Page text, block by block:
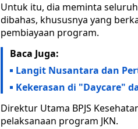
Untuk itu, dia meminta
dibahas, khususnya yang
pembiayaan program.
Baca Juga:
Langit Nusantara dan
Kekerasan di "Daycare"
Direktur Utama BPJS
pelaksanaan program JKN.